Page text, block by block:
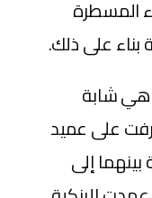
المسطرة
بناء على ذلك.
وهي شابة
على عميد
إلى